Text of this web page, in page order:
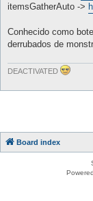
itemsGatherAuto ->
Conhecido como
derrubados de
DEACTIVATED
Board index